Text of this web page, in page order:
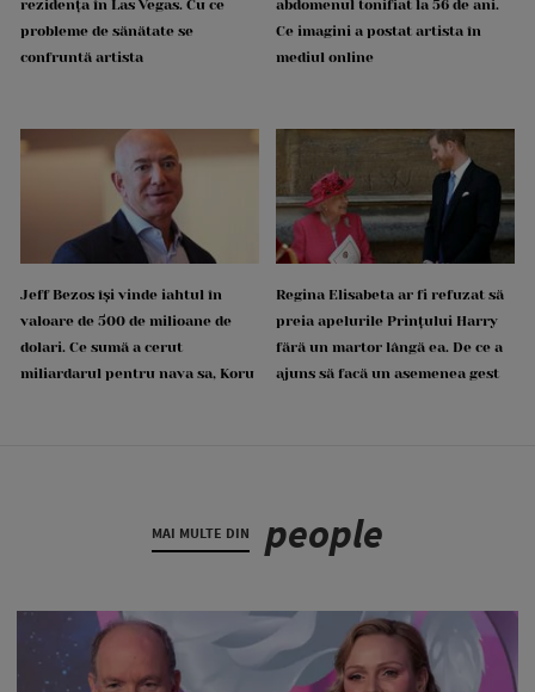
rezidența în Las Vegas. Cu ce
probleme de sănătate se
confruntă artista
abdomenul tonifiat la 56 de ani.
Ce imagini a postat artista în
mediul online
Jeff Bezos își vinde iahtul în
valoare de 500 de milioane de
dolari. Ce sumă a cerut
miliardarul pentru nava sa, Koru
Regina Elisabeta ar fi refuzat să
preia apelurile Prințului Harry
fără un martor lângă ea. De ce a
ajuns să facă un asemenea gest
MAI MULTE DIN people